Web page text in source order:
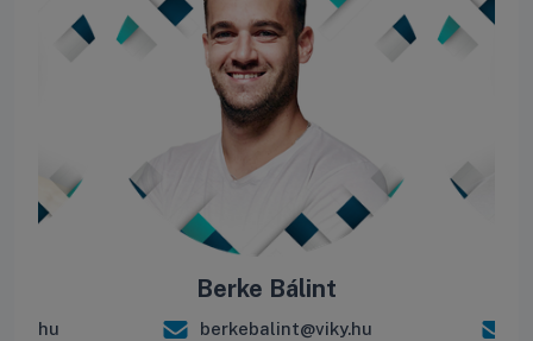
Berke Bálint
berkebalint@viky.hu